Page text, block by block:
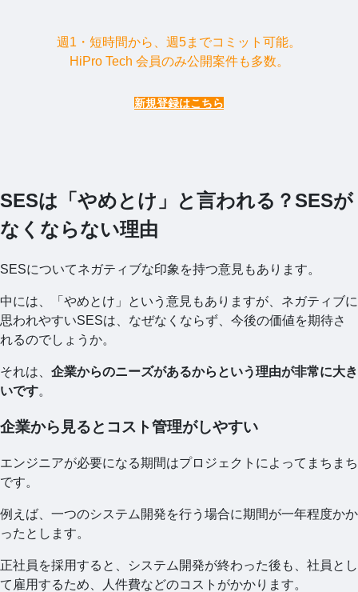
週1・短時間から、週5までコミット可能。
HiPro Tech 会員のみ公開案件も多数。
新規登録はこちら
SESは「やめとけ」と言われる？SESが
なくならない理由
SESについてネガティブな印象を持つ意見もあります。
中には、「やめとけ」という意見もありますが、ネガティブに
思われやすいSESは、なぜなくならず、今後の価値を期待さ
れるのでしょうか。
それは、 企業からのニーズがあるからという理由が非常に大き
いです。
企業から見るとコスト管理がしやすい
エンジニアが必要になる期間はプロジェクトによってまちまち
です。
例えば、一つのシステム開発を行う場合に期間が一年程度かか
ったとします。
正社員を採用すると、システム開発が終わった後も、社員とし
て雇用するため、人件費などのコストがかかります。